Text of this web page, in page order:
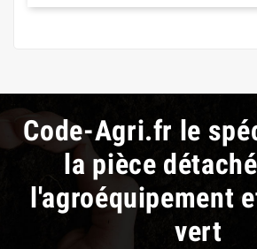
Code-Agri.fr le
la pièce
l'agroéquipement
vert